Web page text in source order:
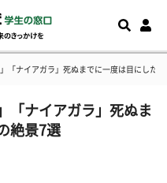
「ナイアガラ」死ぬまでに一度は目にした
「ナイアガラ」死ぬま
絶景7選